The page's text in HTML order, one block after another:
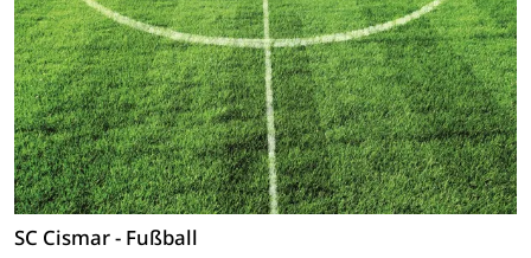
SC Cismar - Fußball